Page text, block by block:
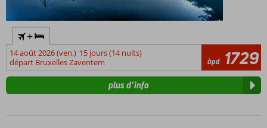
+
14 août 2026 (ven.) 15 jours (14 nuits)
départ Bruxelles Zaventem
àpd 1729
plus d’info